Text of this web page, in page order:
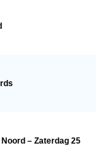
– Zaterdag 25